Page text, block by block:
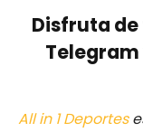
Disfruta
All in 1 Deportes